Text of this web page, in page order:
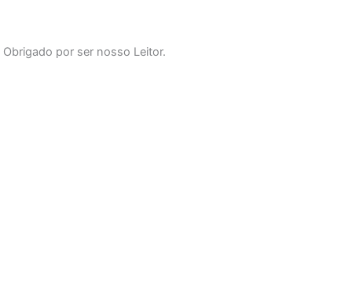
Obrigado por ser nosso Leitor.